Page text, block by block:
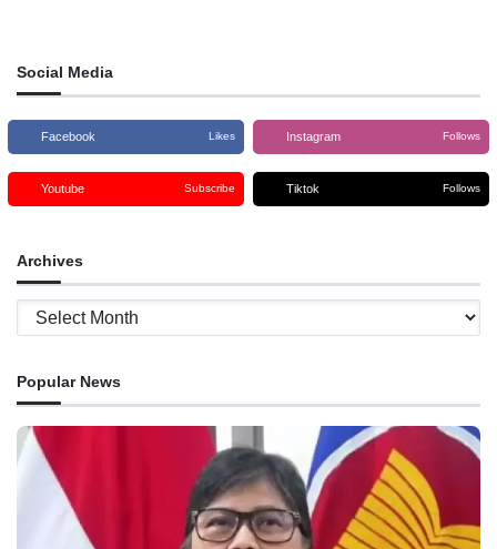
Social Media
Facebook Likes Instagram Follows
Youtube Subscribe Tiktok Follows
Archives
Archives
Popular News